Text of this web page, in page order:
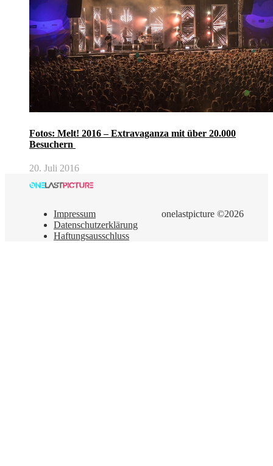
Fotos: Melt! 2016 – Extravaganza mit über 20.000
Besuchern
20. Juli 2016
onelastpicture ©2026
Impressum
Datenschutzerklärung
Haftungsausschluss